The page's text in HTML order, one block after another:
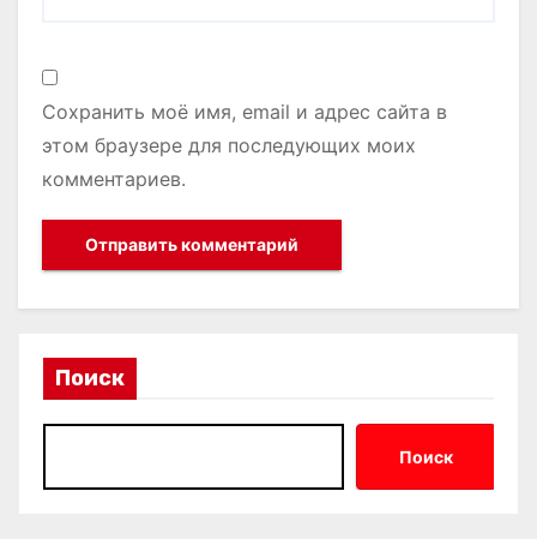
Сохранить моё имя, email и адрес сайта в
этом браузере для последующих моих
комментариев.
Поиск
Поиск